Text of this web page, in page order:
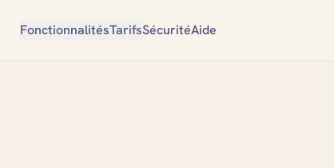
FonctionnalitésTarifsSécuritéAide